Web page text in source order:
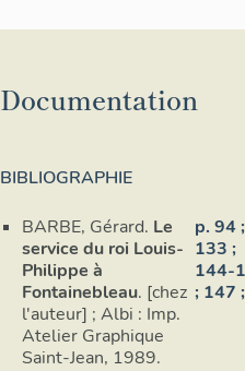
Documentation
BIBLIOGRAPHIE
BARBE, Gérard. Le
service du roi Louis-
Philippe à
Fontainebleau. [chez
l'auteur] ; Albi : Imp.
Atelier Graphique
Saint-Jean, 1989.
p. 94 ;
133 ;
144-
; 147 ;